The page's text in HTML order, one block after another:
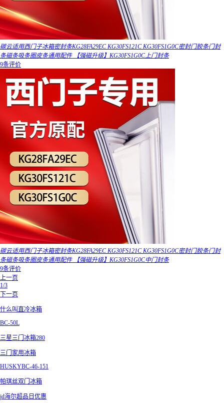
碳云适用西门子冰箱密封条KG28FA29EC KG30FS121C KG30FS1G0C密封门胶条门封
条磁条吸条圈皮条通用配件 【强磁升级】KG30FS1G0C上门封条
9条评价
碳云适用西门子冰箱密封条KG28FA29EC KG30FS121C KG30FS1G0C密封门胶条门封
条磁条吸条圈皮条通用配件 【强磁升级】KG30FS1G0C中门封条
9条评价
上一页
1/3
下一页
什么叫直冷冰箱
BC-50L
三星三门冰箱280
三门家用冰箱
HUSKYBC-46-151
帕琪丝双门冰箱
jd海尔超品日优惠